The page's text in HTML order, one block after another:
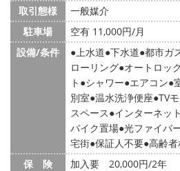
取引態様
一般媒介
駐車場
空有 11,000円/月
設備/条件
上水道 下水道 都市ガ
ローリング オートロック
ト
シャワー エアコン
別室 温水洗浄便座 TV
スペース インターネッ
バイク置場 光ファイバ
宅街 保証人不要 高齢者
保 険
加入要 20,000円/2年